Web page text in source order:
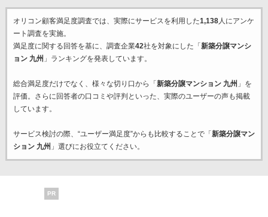
オリコン顧客満足度調査では、実際にサービスを利用した1,138人にアンケ
ート調査を実施。
満足度に関する回答を基に、調査企業42社を対象にした「 新築分譲マンシ
ョン 九州 」ランキングを発表しています。
総合満足度だけでなく、様々な切り口から「 新築分譲マンション 九州 」を
評価。さらに回答者の口コミや評判といった、実際のユーザーの声も掲載
しています。
サービス検討の際、“ユーザー満足度”からも比較することで「 新築分譲マン
ション 九州 」選びにお役立てください。
PR